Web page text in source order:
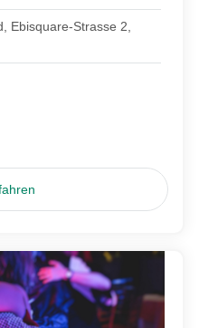
Ebisquare-Strasse 2,